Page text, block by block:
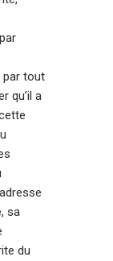
par tout
qu’il a
sa
du